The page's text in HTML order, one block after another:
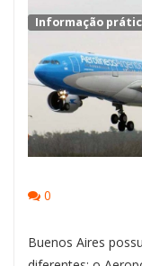
Informação
0
Buenos Aires